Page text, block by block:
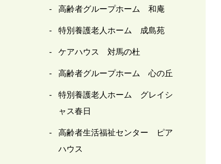
高齢者グループホーム 和庵
特別養護老人ホーム 成島苑
ケアハウス 対馬の杜
高齢者グループホーム 心の丘
特別養護老人ホーム グレイシ
ャス春日
高齢者生活福祉センター ピア
ハウス